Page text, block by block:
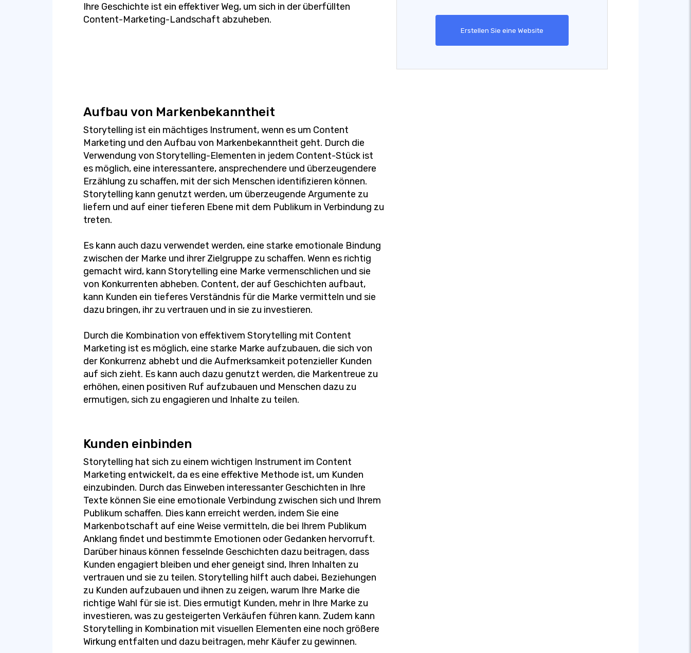
Ihre Geschichte ist ein effektiver Weg, um sich in der überfüllten
Content-Marketing-Landschaft abzuheben.
Erstellen Sie eine Website
Aufbau von Markenbekanntheit
Storytelling ist ein mächtiges Instrument, wenn es um Content
Marketing und den Aufbau von Markenbekanntheit geht. Durch die
Verwendung von Storytelling-Elementen in jedem Content-Stück ist
es möglich, eine interessantere, ansprechendere und überzeugendere
Erzählung zu schaffen, mit der sich Menschen identifizieren können.
Storytelling kann genutzt werden, um überzeugende Argumente zu
liefern und auf einer tieferen Ebene mit dem Publikum in Verbindung zu
treten.
Es kann auch dazu verwendet werden, eine starke emotionale Bindung
zwischen der Marke und ihrer Zielgruppe zu schaffen. Wenn es richtig
gemacht wird, kann Storytelling eine Marke vermenschlichen und sie
von Konkurrenten abheben. Content, der auf Geschichten aufbaut,
kann Kunden ein tieferes Verständnis für die Marke vermitteln und sie
dazu bringen, ihr zu vertrauen und in sie zu investieren.
Durch die Kombination von effektivem Storytelling mit Content
Marketing ist es möglich, eine starke Marke aufzubauen, die sich von
der Konkurrenz abhebt und die Aufmerksamkeit potenzieller Kunden
auf sich zieht. Es kann auch dazu genutzt werden, die Markentreue zu
erhöhen, einen positiven Ruf aufzubauen und Menschen dazu zu
ermutigen, sich zu engagieren und Inhalte zu teilen.
Kunden einbinden
Storytelling hat sich zu einem wichtigen Instrument im Content
Marketing entwickelt, da es eine effektive Methode ist, um Kunden
einzubinden. Durch das Einweben interessanter Geschichten in Ihre
Texte können Sie eine emotionale Verbindung zwischen sich und Ihrem
Publikum schaffen. Dies kann erreicht werden, indem Sie eine
Markenbotschaft auf eine Weise vermitteln, die bei Ihrem Publikum
Anklang findet und bestimmte Emotionen oder Gedanken hervorruft.
Darüber hinaus können fesselnde Geschichten dazu beitragen, dass
Kunden engagiert bleiben und eher geneigt sind, Ihren Inhalten zu
vertrauen und sie zu teilen. Storytelling hilft auch dabei, Beziehungen
zu Kunden aufzubauen und ihnen zu zeigen, warum Ihre Marke die
richtige Wahl für sie ist. Dies ermutigt Kunden, mehr in Ihre Marke zu
investieren, was zu gesteigerten Verkäufen führen kann. Zudem kann
Storytelling in Kombination mit visuellen Elementen eine noch größere
Wirkung entfalten und dazu beitragen, mehr Käufer zu gewinnen.